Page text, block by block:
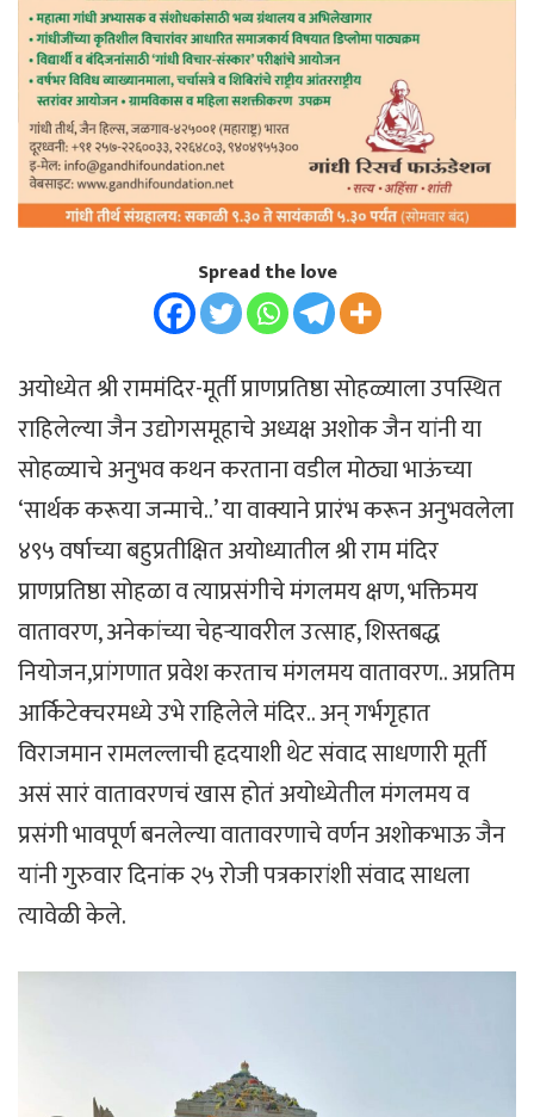
Spread the love
अयोध्येत श्री राममंदिर-मूर्ती प्राणप्रतिष्ठा सोहळ्याला उपस्थित
राहिलेल्या जैन उद्योगसमूहाचे अध्यक्ष अशोक जैन यांनी या
सोहळ्याचे अनुभव कथन करताना वडील मोठ्या भाऊंच्या
‘सार्थक करूया जन्माचे..’ या वाक्याने प्रारंभ करून अनुभवलेला
४९५ वर्षाच्या बहुप्रतीक्षित अयोध्यातील श्री राम मंदिर
प्राणप्रतिष्ठा सोहळा व त्याप्रसंगीचे मंगलमय क्षण, भक्तिमय
वातावरण, अनेकांच्या चेहऱ्यावरील उत्साह, शिस्तबद्ध
नियोजन,प्रांगणात प्रवेश करताच मंगलमय वातावरण.. अप्रतिम
आर्किटेक्चरमध्ये उभे राहिलेले मंदिर.. अन् गर्भगृहात
विराजमान रामलल्लाची हृदयाशी थेट संवाद साधणारी मूर्ती
असं सारं वातावरणचं खास होतं अयोध्येतील मंगलमय व
प्रसंगी भावपूर्ण बनलेल्या वातावरणाचे वर्णन अशोकभाऊ जैन
यांनी गुरुवार दिनांक २५ रोजी पत्रकारांशी संवाद साधला
त्यावेळी केले.